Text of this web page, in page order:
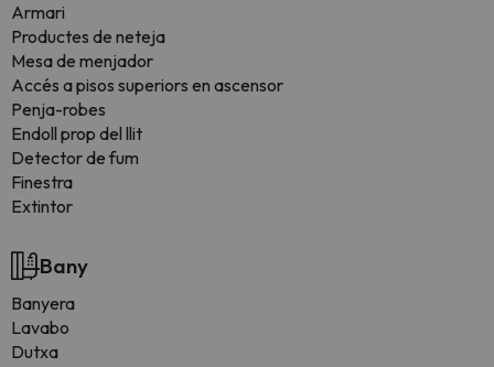
Armari
Productes de neteja
Mesa de menjador
Accés a pisos superiors en ascensor
Penja-robes
Endoll prop del llit
Detector de fum
Finestra
Extintor
Bany
Banyera
Lavabo
Dutxa